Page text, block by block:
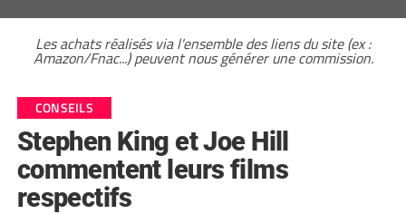
Les achats réalisés via l'ensemble des liens du site (ex :
Amazon/Fnac...) peuvent nous générer une commission.
CONSEILS
Stephen King et Joe Hill
commentent leurs films
respectifs